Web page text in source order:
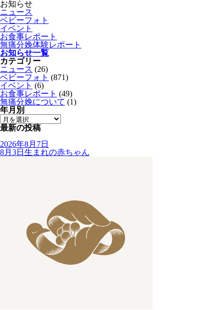
お知らせ
ニュース
ベビーフォト
イベント
お食事レポート
無痛分娩体験レポート
お知らせ一覧
カテゴリー
ニュース (26)
ベビーフォト (871)
イベント (6)
お食事レポート (49)
無痛分娩について (1)
年月別
最新の投稿
2026年8月7日
8月3日生まれの赤ちゃん